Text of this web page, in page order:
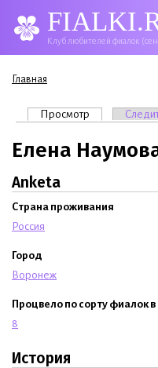
Клуб любителей фиалок
Вы здесь
Главная
Главные вкладки
Просмотр (активная
Елена
Anketa
Страна проживания
Россия
Город
Воронеж
Процвело по сорту фиалок
8
История